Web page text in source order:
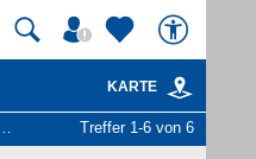
KARTE
Treffer 1-6 von 6